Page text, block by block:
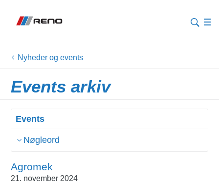
Nyheder og events
Events arkiv
Events
Nøgleord
Agromek
21. november 2024